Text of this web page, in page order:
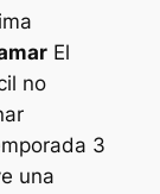
El
no
3
una